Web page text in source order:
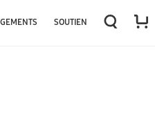
SOUTIEN